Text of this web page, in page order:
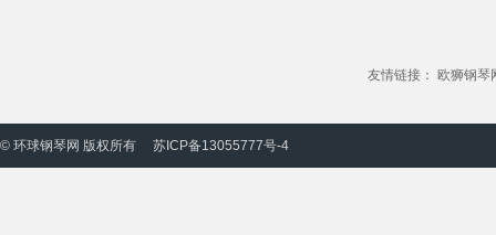
友情链接： 欧狮钢琴
© 环球钢琴网 版权所有 苏ICP备13055777号-4